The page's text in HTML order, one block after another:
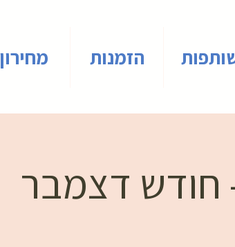
הזמנות מחירון
חודש דצמבר